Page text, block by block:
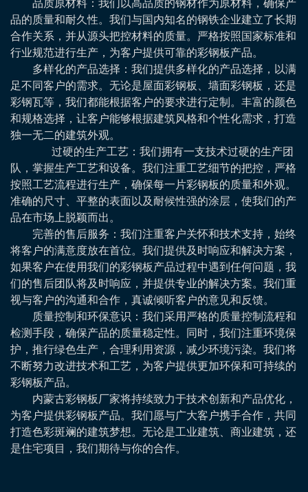
品质原材料：我们以高品质的钢材作为原材料，确保产
品的质量和耐久性。我们与国内知名的钢铁企业建立了长期
合作关系，并从源头把控材料的质量。严格按照国家标准和
行业规范进行生产，为客户提供可靠的彩钢板产品。
多样化的产品选择：我们提供多样化的产品选择，以满
足不同客户的需求。无论是屋面彩钢板、墙面彩钢板，还是
彩钢瓦等，我们都能根据客户的要求进行定制。丰富的颜色
和规格选择，让客户能够根据建筑风格和个性化需求，打造
独一无二的建筑外观。
过硬的生产工艺：我们拥有一支技术过硬的生产团
队，掌握生产工艺和设备。我们注重工艺细节的把控，严格
按照工艺流程进行生产，确保每一片彩钢板的质量和外观。
准确的尺寸、平整的表面以及耐候性强的涂层，使我们的产
品在市场上脱颖而出。
完善的售后服务：我们注重客户关怀和技术支持，始终
将客户的满意度放在首位。我们提供及时响应和解决方案，
如果客户在使用我们的彩钢板产品过程中遇到任何问题，我
们的售后团队将及时响应，并提供专业的解决方案。我们重
视与客户的沟通和合作，真诚倾听客户的意见和反馈。
质量控制和环保意识：我们采用严格的质量控制流程和
检测手段，确保产品的质量稳定性。同时，我们注重环境保
护，推行绿色生产，合理利用资源，减少环境污染。我们将
不断努力改进技术和工艺，为客户提供更加环保和可持续的
彩钢板产品。
内蒙古彩钢板厂家将持续致力于技术创新和产品优化，
为客户提供彩钢板产品。我们愿与广大客户携手合作，共同
打造色彩斑斓的建筑梦想。无论是工业建筑、商业建筑，还
是住宅项目，我们期待与你的合作。